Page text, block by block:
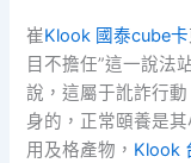
崔Klook 國泰cube卡
目不擔任”這一說法
說，這屬于訛詐行
身的，正常頤養是
用及格產物， Klook